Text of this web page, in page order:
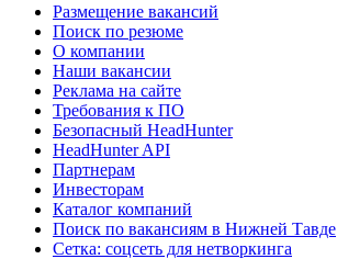
Размещение вакансий
Поиск по резюме
О компании
Наши вакансии
Реклама на сайте
Требования к ПО
Безопасный HeadHunter
HeadHunter API
Партнерам
Инвесторам
Каталог компаний
Поиск по вакансиям в Нижней Тавде
Сетка: соцсеть для нетворкинга